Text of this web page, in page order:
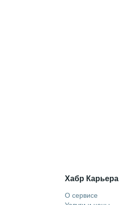
Хабр Карьера
О сервисе